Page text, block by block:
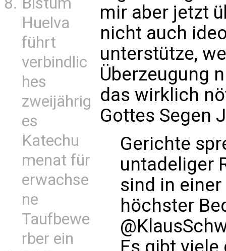
Huelva
führt
verbindlic
hes
zweijährig
es
Katechu
menat für
erwachse
ne
Taufbewe
rber ein
mir aber jetzt
nicht auch
unterstütze,
Überzeugung
das wirklich
Gottes Segen
Gerichte
untadeliger
sind in
höchster